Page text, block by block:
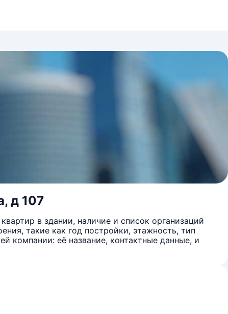
д 107
в здании, наличие и список организаций
такие как год постройки, этажность, тип
компании: её название, контактные данные, и